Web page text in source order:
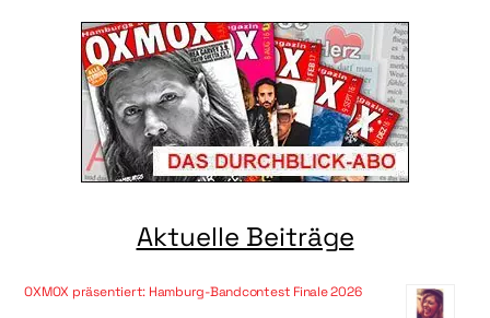
Aktuelle Beiträge
OXMOX präsentiert: Hamburg-Bandcontest Finale 2026